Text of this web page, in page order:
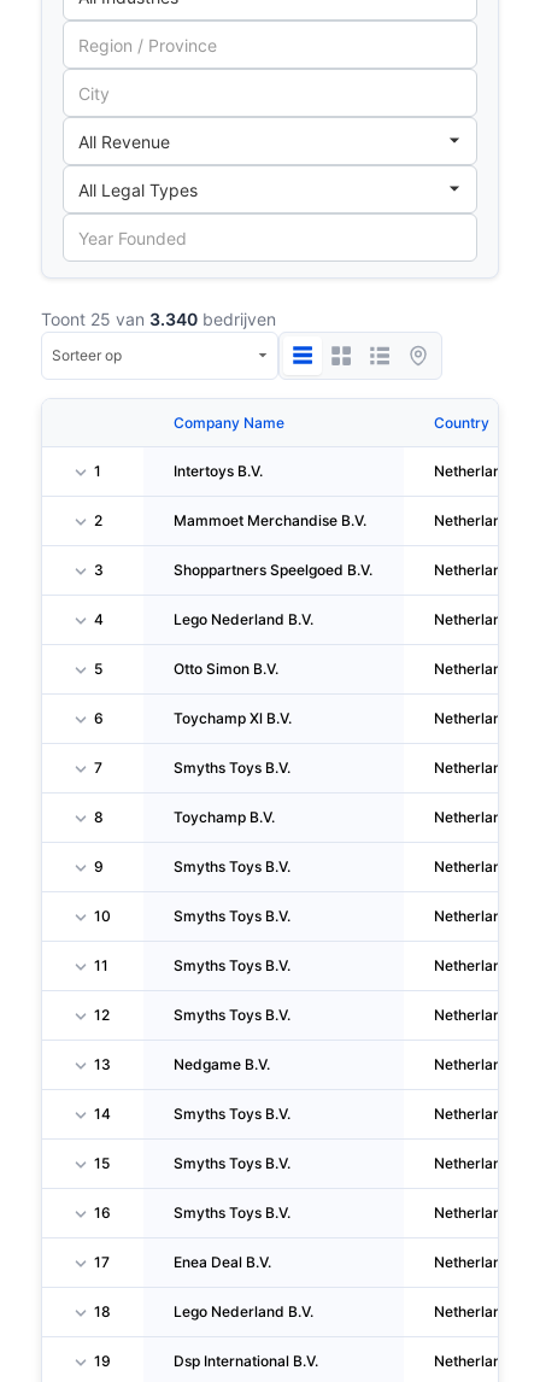
Toont 25 van 3.340 bedrijven
Company Name Country
1 Intertoys B.V. Netherlands
2 Mammoet Merchandise B.V. Netherlands
3 Shoppartners Speelgoed B.V. Netherlands
4 Lego Nederland B.V. Netherlands
5 Otto Simon B.V. Netherlands
6 Toychamp Xl B.V. Netherlands
7 Smyths Toys B.V. Netherlands
8 Toychamp B.V. Netherlands
9 Smyths Toys B.V. Netherlands
10 Smyths Toys B.V. Netherlands
11 Smyths Toys B.V. Netherlands
12 Smyths Toys B.V. Netherlands
13 Nedgame B.V. Netherlands
14 Smyths Toys B.V. Netherlands
15 Smyths Toys B.V. Netherlands
16 Smyths Toys B.V. Netherlands
17 Enea Deal B.V. Netherlands
18 Lego Nederland B.V. Netherlands
19 Dsp International B.V. Netherlands